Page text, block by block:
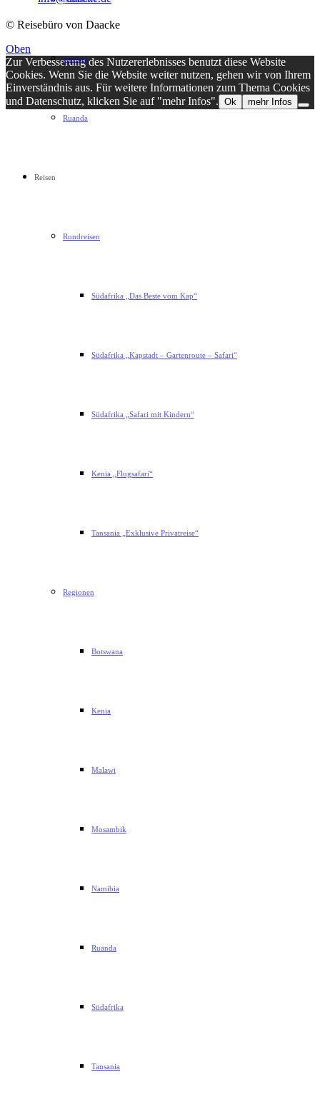
Sambia
Ruanda
Reisen
Rundreisen
Südafrika „Das Beste vom Kap“
Südafrika „Kapstadt – Gartenroute – Safari“
Südafrika „Safari mit Kindern“
Kenia „Flugsafari“
Tansania „Exklusive Privatreise“
Regionen
Botswana
Kenia
Malawi
Mosambik
Namibia
Ruanda
Südafrika
Tansania
© Reisebüro von Daacke
Oben
Zur Verbesserung des Nutzererlebnisses benutzt diese Website
Cookies. Wenn Sie die Website weiter nutzen, gehen wir von Ihrem
Einverständnis aus. Für weitere Informationen zum Thema Cookies
und Datenschutz, klicken Sie auf "mehr Infos". Ok mehr Infos